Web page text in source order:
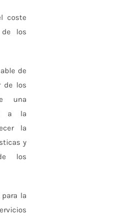
coste
de los
de
de los
una
a la
la
y
los
la